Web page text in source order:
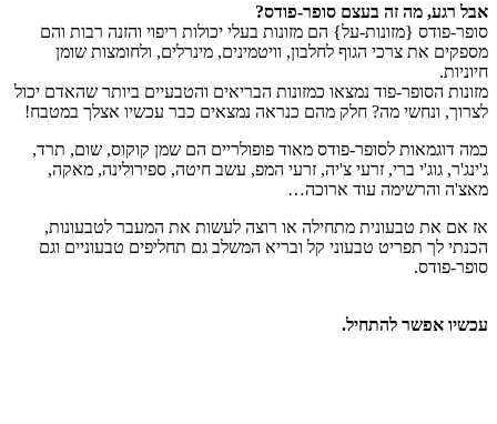
אבל רגע, מה זה בעצם סופר-פודס?
סופר-פודס {מזונות-על} הם מזונות בעלי יכולות ריפוי והזנה רבות והם
מספקים את צרכי הגוף לחלבון, וויטמינים, מינרלים, ולחומצות שומן
חיוניות.
מזונות הסופר-פוד נמצאו כמזונות הבריאים והטבעיים ביותר שהאדם יכול
לצרוך, ונחשי מה? חלק מהם כנראה נמצאים כבר עכשיו אצלך במטבח!
כמה דוגמאות לסופר-פודס מאוד פופולריים הם שמן קוקוס, שום, תרד,
ג'ינג'ר, גוג'י ברי, זרעי צ'יה, זרעי המפ, עשב חיטה, ספירולינה, מאקה,
מאצ'ה והרשימה עוד ארוכה…
אז אם את טבעונית מתחילה או רוצה לעשות את המעבר לטבעונות,
הכנתי לך תפריט טבעוני קל ובריא המשלב גם תחליפים טבעוניים וגם
סופר-פודס.
עכשיו אפשר להתחיל.